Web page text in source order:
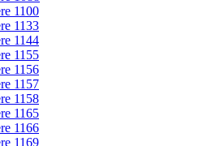
1100
1133
1144
1155
1156
1157
1158
1165
1166
1169